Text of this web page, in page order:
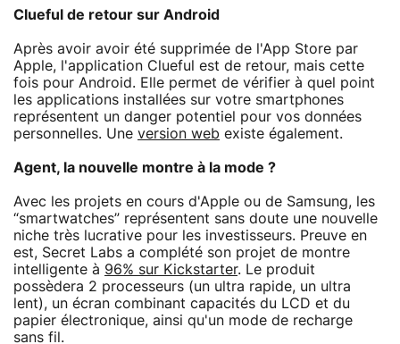
Clueful de retour sur Android
Après avoir avoir été supprimée de l'App Store par
Apple, l'application Clueful est de retour, mais cette
fois pour Android. Elle permet de vérifier à quel point
les applications installées sur votre smartphones
représentent un danger potentiel pour vos données
personnelles. Une version web existe également.
Agent, la nouvelle montre à la mode ?
Avec les projets en cours d'Apple ou de Samsung, les
“smartwatches” représentent sans doute une nouvelle
niche très lucrative pour les investisseurs. Preuve en
est, Secret Labs a complété son projet de montre
intelligente à 96% sur Kickstarter. Le produit
possèdera 2 processeurs (un ultra rapide, un ultra
lent), un écran combinant capacités du LCD et du
papier électronique, ainsi qu'un mode de recharge
sans fil.